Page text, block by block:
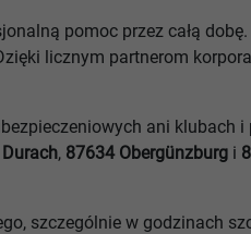
pomoc przez całą
licznym partnerom
ani klubach i
, 87634 Obergünzburg i
szczególnie w godzinach